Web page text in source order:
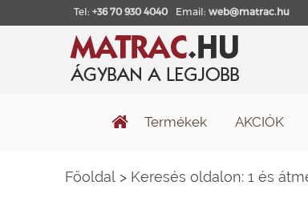
Tel: +36 70 930 4040 Email: web@matrac.hu
Termékek AKCIÓK
Főoldal > Keresés oldalon: 1 és